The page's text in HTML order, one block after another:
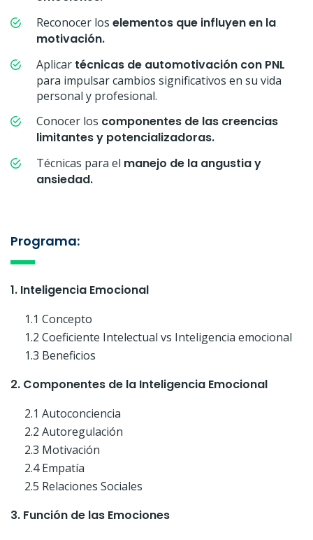
Reconocer los elementos que influyen en la
motivación.
Aplicar técnicas de automotivación con PNL
para impulsar cambios significativos en su vida
personal y profesional.
Conocer los componentes de las creencias
limitantes y potencializadoras.
Técnicas para el manejo de la angustia y
ansiedad.
Programa:
1. Inteligencia Emocional
1.1 Concepto
1.2 Coeficiente Intelectual vs Inteligencia emocional
1.3 Beneficios
2. Componentes de la Inteligencia Emocional
2.1 Autoconciencia
2.2 Autoregulación
2.3 Motivación
2.4 Empatía
2.5 Relaciones Sociales
3. Función de las Emociones